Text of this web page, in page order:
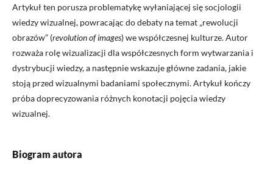
Artykuł ten porusza problematykę wyłaniającej się socjologii
wiedzy wizualnej, powracając do debaty na temat „rewolucji
obrazów” (revolution of images) we współczesnej kulturze. Autor
rozważa rolę wizualizacji dla współczesnych form wytwarzania i
dystrybucji wiedzy, a następnie wskazuje główne zadania, jakie
stoją przed wizualnymi badaniami społecznymi. Artykuł kończy
próba doprecyzowania różnych konotacji pojęcia wiedzy
wizualnej.
Biogram autora